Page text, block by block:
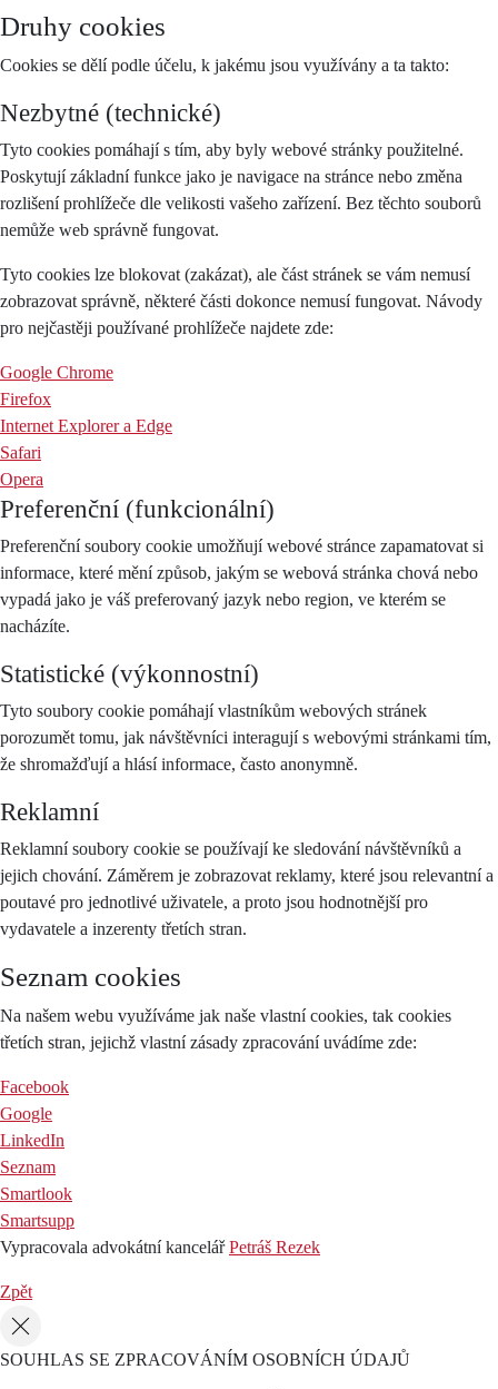
Druhy cookies
Cookies se dělí podle účelu, k jakému jsou využívány a ta takto:
Nezbytné (technické)
Tyto cookies pomáhají s tím, aby byly webové stránky použitelné.
Poskytují základní funkce jako je navigace na stránce nebo změna
rozlišení prohlížeče dle velikosti vašeho zařízení. Bez těchto souborů
nemůže web správně fungovat.
Tyto cookies lze blokovat (zakázat), ale část stránek se vám nemusí
zobrazovat správně, některé části dokonce nemusí fungovat. Návody
pro nejčastěji používané prohlížeče najdete zde:
Google Chrome
Firefox
Internet Explorer a Edge
Safari
Opera
Preferenční (funkcionální)
Preferenční soubory cookie umožňují webové stránce zapamatovat si
informace, které mění způsob, jakým se webová stránka chová nebo
vypadá jako je váš preferovaný jazyk nebo region, ve kterém se
nacházíte.
Statistické (výkonnostní)
Tyto soubory cookie pomáhají vlastníkům webových stránek
porozumět tomu, jak návštěvníci interagují s webovými stránkami tím,
že shromažďují a hlásí informace, často anonymně.
Reklamní
Reklamní soubory cookie se používají ke sledování návštěvníků a
jejich chování. Záměrem je zobrazovat reklamy, které jsou relevantní a
poutavé pro jednotlivé uživatele, a proto jsou hodnotnější pro
vydavatele a inzerenty třetích stran.
Seznam cookies
Na našem webu využíváme jak naše vlastní cookies, tak cookies
třetích stran, jejichž vlastní zásady zpracování uvádíme zde:
Facebook
Google
LinkedIn
Seznam
Smartlook
Smartsupp
Vypracovala advokátní kancelářPetráš Rezek
Zpět
SOUHLAS SE ZPRACOVÁNÍM OSOBNÍCH ÚDAJŮ